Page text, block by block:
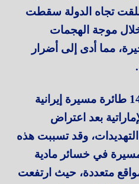
أُطلقت تجاه الدولة سقطت
خلال موجة الهجمات
مما أدى إلى أضرار
وقال البيان الرسمي إن 14 طائرة مسيرة إيرانية
بعد اعتراض
وقد تسببت هذه
في خسائر مادية
متعددة، حيث ارتفعت